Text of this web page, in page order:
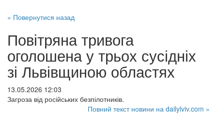
« Повернутися назад
Повітряна тривога
оголошена у трьох сусідніх
зі Львівщиною областях
13.05.2026 12:03
Загроза від російських безпілотників.
Повний текст новини на dailylviv.com »